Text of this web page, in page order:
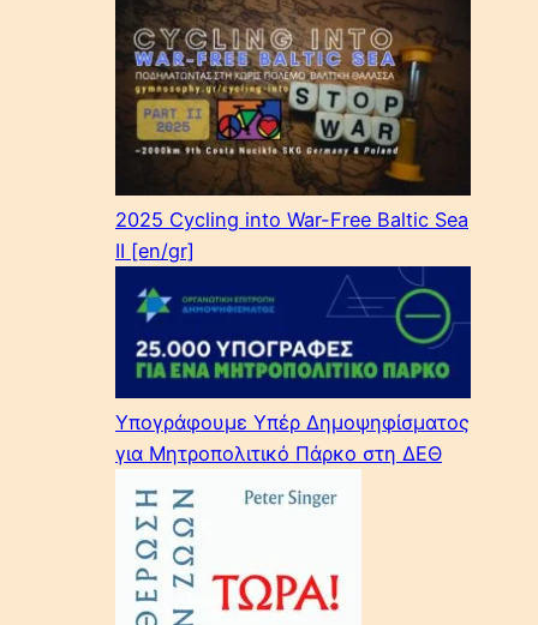
2025 Cycling into War-Free Baltic Sea
II [en/gr]
Υπογράφουμε Υπέρ Δημοψηφίσματος
για Μητροπολιτικό Πάρκο στη ΔΕΘ